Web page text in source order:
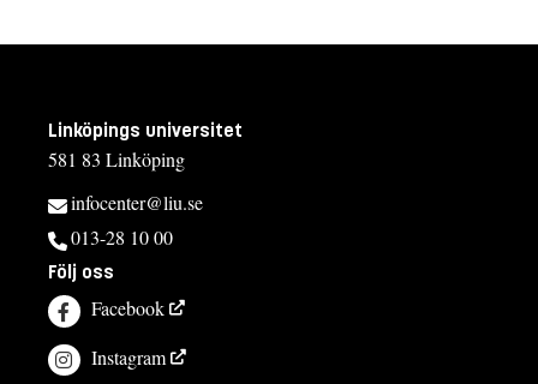
Linköpings universitet
581 83 Linköping
infocenter@liu.se
013-28 10 00
Följ oss
Facebook
Instagram